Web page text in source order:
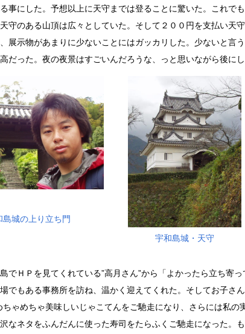
事にした。予想以上に天守までは登ることに驚いた。これで
守のある山頂は広々としていた。そして２００円を支払い天
展示物があまりに少ないことにはガッカリした。少ないと言
だった。夜の夜景はすごいんだろうな、っと思いながら後にし
島城の上り立ち門
宇和島城・天守
ＨＰを見てくれている”高月さん”から「よかったら立ち寄っ
でもある事務所を訪ね、温かく迎えてくれた。そしてお子
ちゃめちゃ美味しいじゃこてんをご馳走になり、さらには私
なネタをふんだんに使った寿司をたらふくご馳走になった。